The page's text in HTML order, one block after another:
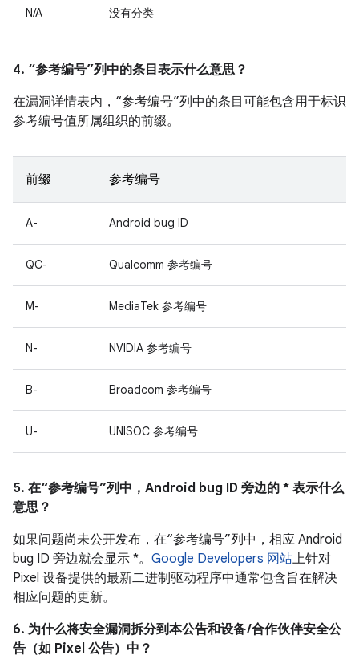
N/A 没有分类
4. “参考编号”列中的条目表示什么意思？
在漏洞详情表内，“参考编号”列中的条目可能包含用于标识
参考编号值所属组织的前缀。
前缀 参考编号
A- Android bug ID
QC- Qualcomm 参考编号
M- MediaTek 参考编号
N- NVIDIA 参考编号
B- Broadcom 参考编号
U- UNISOC 参考编号
5. 在“参考编号”列中，Android bug ID 旁边的 * 表示什么
意思？
如果问题尚未公开发布，在“参考编号”列中，相应 Android
bug ID 旁边就会显示 *。 Google Developers 网站上针对
Pixel 设备提供的最新二进制驱动程序中通常包含旨在解决
相应问题的更新。
6. 为什么将安全漏洞拆分到本公告和设备 /合作伙伴安全公
告（如 Pixel 公告）中？